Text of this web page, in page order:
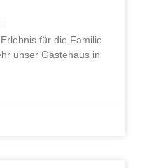
für die Familie
unser Gästehaus in